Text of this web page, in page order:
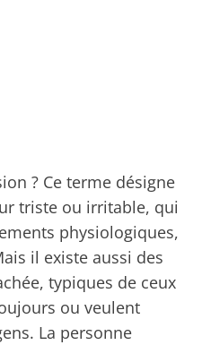
? Ce terme désigne
triste ou irritable, qui
physiologiques,
il existe aussi des
typiques de ceux
ou veulent
La personne